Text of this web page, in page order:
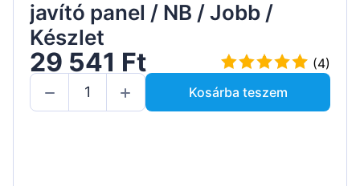
javító panel / NB / Jobb /
Készlet
29 541 Ft
(4)
Kosárba teszem